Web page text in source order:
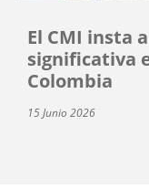
El CMI insta
significativa
Colombia
15 Junio 2026